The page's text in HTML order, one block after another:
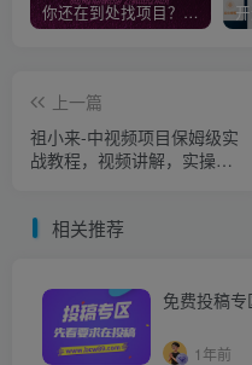
你还在到处找项目？还在当韭菜？我靠卖项目一个月收入5万+，曾经我也是个失败者。
上一篇
祖小来-中视频项目保姆级实
战教程，视频讲解，实操演
相关推荐
免费投稿专
1年前